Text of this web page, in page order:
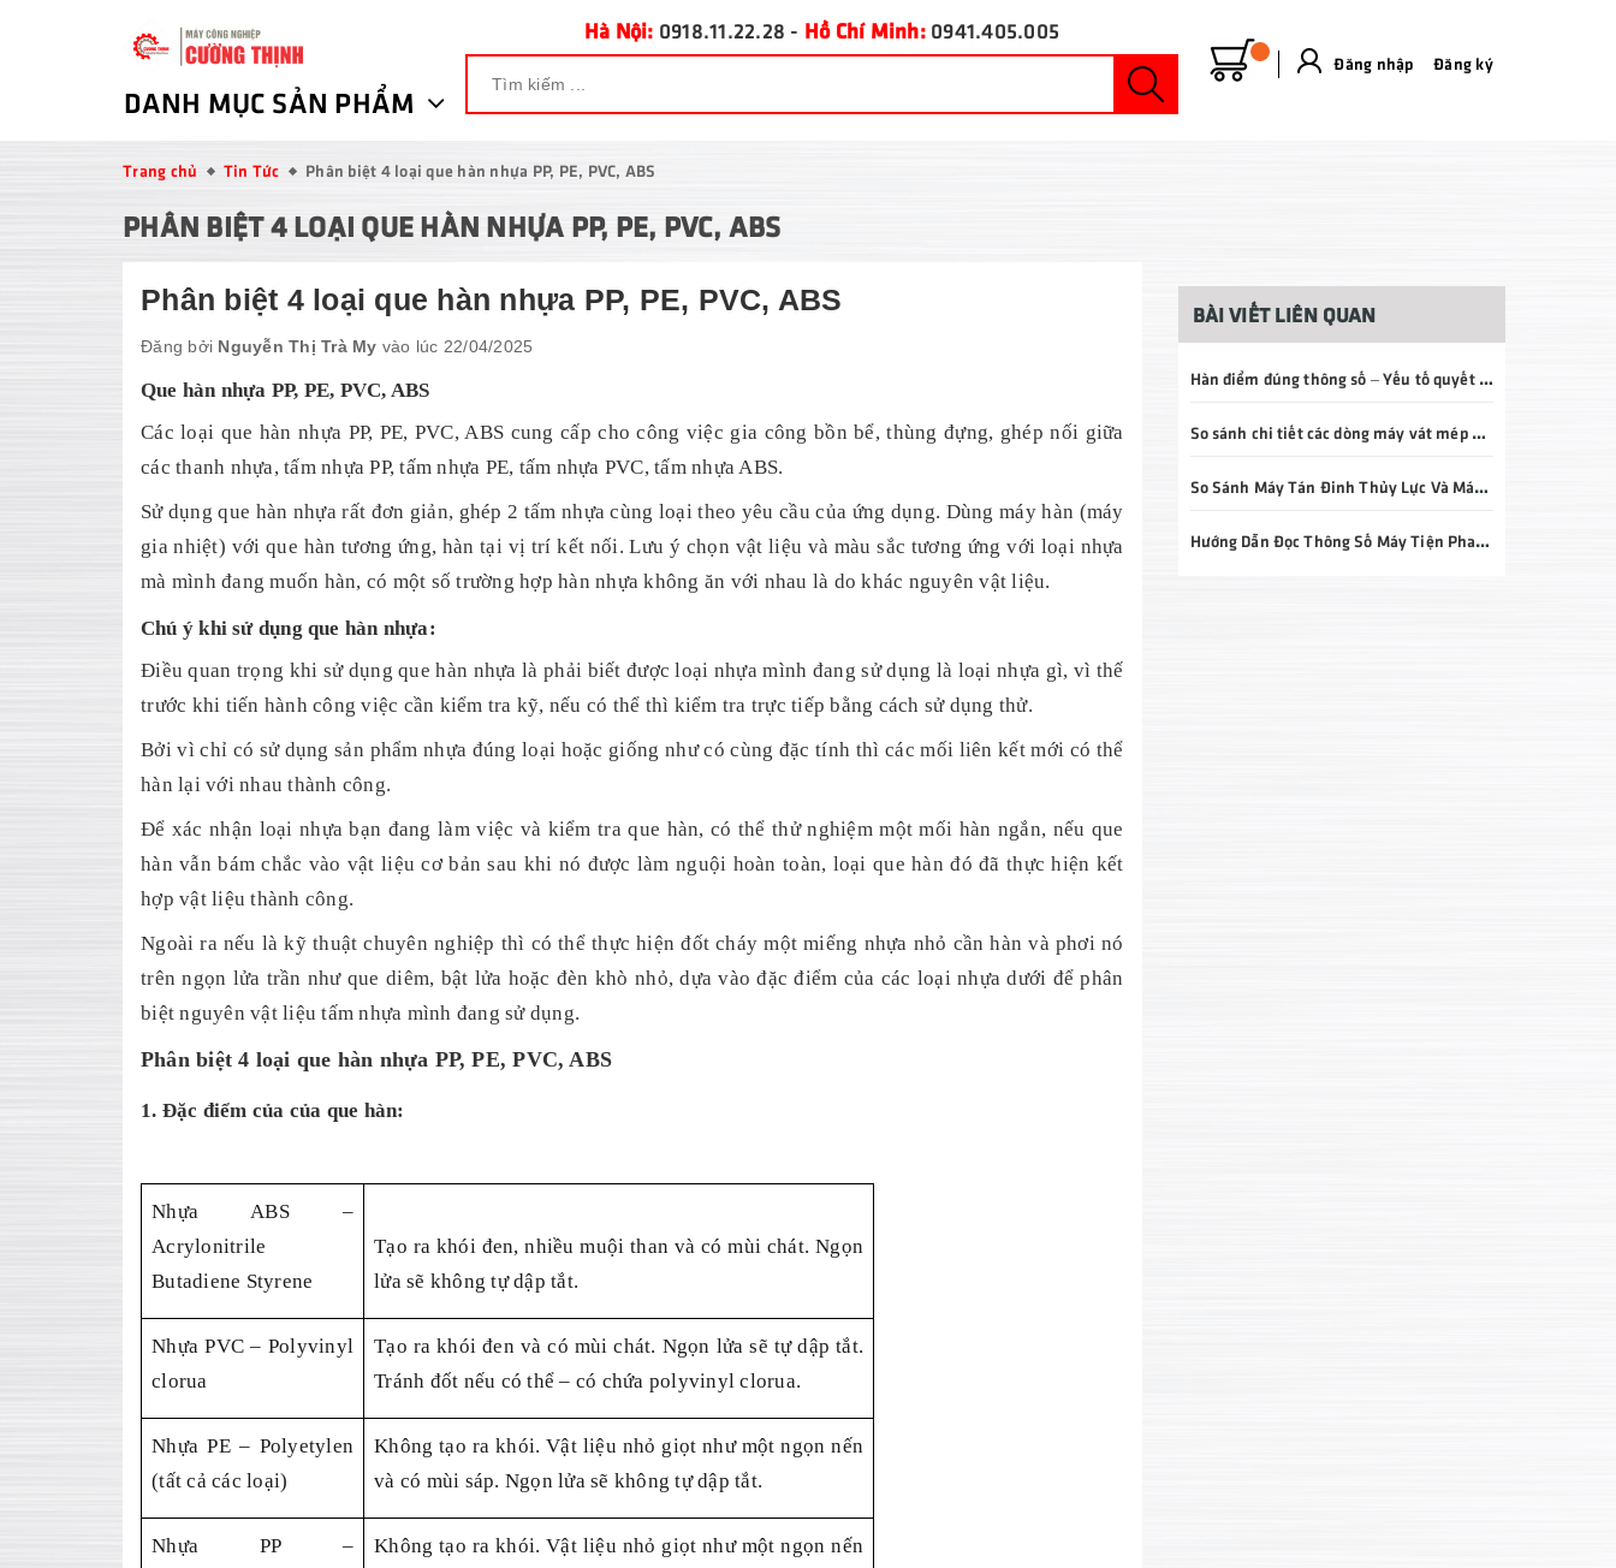
DANH MỤC SẢN PHẨM
Hà Nội: 0918.11.22.28 - Hồ Chí Minh: 0941.405.005
Đăng nhập Đăng ký
Trang chủ Tin Tức Phân biệt 4 loại que hàn nhựa PP, PE, PVC, ABS
PHÂN BIỆT 4 LOẠI QUE HÀN NHỰA PP, PE, PVC, ABS
Phân biệt 4 loại que hàn nhựa PP, PE, PVC, ABS
Đăng bởi Nguyễn Thị Trà My vào lúc 22/04/2025
Que hàn nhựa PP, PE, PVC, ABS
Các loại que hàn nhựa PP, PE, PVC, ABS cung cấp cho công việc gia công bồn bể, thùng đựng, ghép nối giữa
các thanh nhựa, tấm nhựa PP, tấm nhựa PE, tấm nhựa PVC, tấm nhựa ABS.
Sử dụng que hàn nhựa rất đơn giản, ghép 2 tấm nhựa cùng loại theo yêu cầu của ứng dụng. Dùng máy hàn (máy
gia nhiệt) với que hàn tương ứng, hàn tại vị trí kết nối. Lưu ý chọn vật liệu và màu sắc tương ứng với loại nhựa
mà mình đang muốn hàn, có một số trường hợp hàn nhựa không ăn với nhau là do khác nguyên vật liệu.
Chú ý khi sử dụng que hàn nhựa:
Điều quan trọng khi sử dụng que hàn nhựa là phải biết được loại nhựa mình đang sử dụng là loại nhựa gì, vì thế
trước khi tiến hành công việc cần kiểm tra kỹ, nếu có thể thì kiểm tra trực tiếp bằng cách sử dụng thử.
Bởi vì chỉ có sử dụng sản phẩm nhựa đúng loại hoặc giống như có cùng đặc tính thì các mối liên kết mới có thể
hàn lại với nhau thành công.
Để xác nhận loại nhựa bạn đang làm việc và kiểm tra que hàn, có thể thử nghiệm một mối hàn ngắn, nếu que
hàn vẫn bám chắc vào vật liệu cơ bản sau khi nó được làm nguội hoàn toàn, loại que hàn đó đã thực hiện kết
hợp vật liệu thành công.
Ngoài ra nếu là kỹ thuật chuyên nghiệp thì có thể thực hiện đốt cháy một miếng nhựa nhỏ cần hàn và phơi nó
trên ngọn lửa trần như que diêm, bật lửa hoặc đèn khò nhỏ, dựa vào đặc điểm của các loại nhựa dưới để phân
biệt nguyên vật liệu tấm nhựa mình đang sử dụng.
Phân biệt 4 loại que hàn nhựa PP, PE, PVC, ABS
1. Đặc điểm của của que hàn:
Nhựa ABS –
Acrylonitrile
Butadiene Styrene
Tạo ra khói đen, nhiều muội than và có mùi chát. Ngọn
lửa sẽ không tự dập tắt.
Nhựa PVC – Polyvinyl
clorua
Tạo ra khói đen và có mùi chát. Ngọn lửa sẽ tự dập tắt.
Tránh đốt nếu có thể – có chứa polyvinyl clorua.
Nhựa PE – Polyetylen
(tất cả các loại)
Không tạo ra khói. Vật liệu nhỏ giọt như một ngọn nến
và có mùi sáp. Ngọn lửa sẽ không tự dập tắt.
Nhựa PP –
Không tạo ra khói. Vật liệu nhỏ giọt như một ngọn nến
BÀI VIẾT LIÊN QUAN
Hàn điểm đúng thông số – Yếu tố quyết định chất lượng mối hàn và tuổi thọ sản phẩm
So sánh chi tiết các dòng máy vát mép ống ID – OD – E3 – P3: Nên chọn loại nào?
So Sánh Máy Tán Đinh Thủy Lực Và Máy Tán Đinh Khí Nén: Nên Chọn Loại Nào Cho Doanh Nghiệp?
Hướng Dẫn Đọc Thông Số Máy Tiện Phay Chi Tiết Từ A–Z: Bí Quyết Chọn Đúng Máy, Đầu Tư Hiệu Quả